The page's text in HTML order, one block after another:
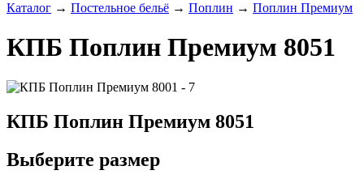
Каталог → Постельное бельё → Поплин → Поплин Премиум
КПБ Поплин Премиум 8051
КПБ Поплин Премиум 8051
Выберите размер